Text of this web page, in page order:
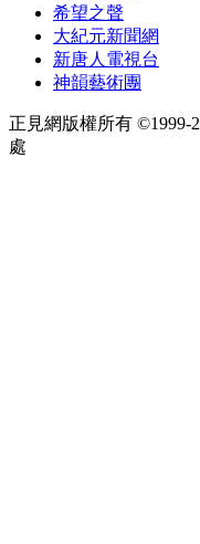
希望之聲
大紀元新聞網
新唐人電視台
神韻藝術團
正見網版權所有 ©1999-
處